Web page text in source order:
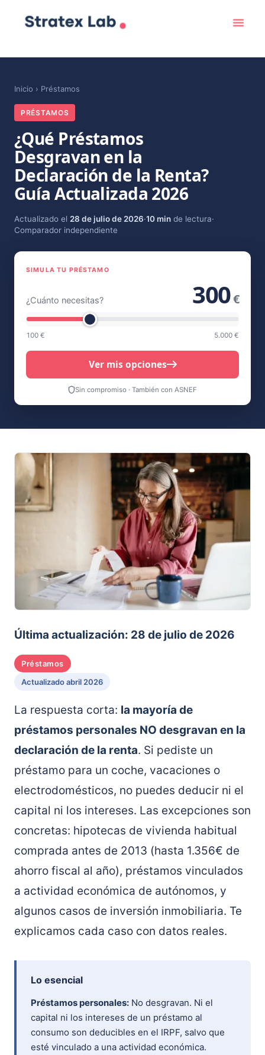
Inicio › Préstamos
PRÉSTAMOS
¿Qué Préstamos
Desgravan en la
Declaración de la Renta?
Guía Actualizada 2026
Actualizado el 28 de julio de 2026·10 min de lectura·
Comparador independiente
SIMULA TU PRÉSTAMO
¿Cuánto necesitas? 300€
100 € 5.000 €
Ver mis opciones
Sin compromiso · También con ASNEF
Última actualización: 28 de julio de 2026
Préstamos
Actualizado abril 2026
La respuesta corta: la mayoría de
préstamos personales NO desgravan en la
declaración de la renta. Si pediste un
préstamo para un coche, vacaciones o
electrodomésticos, no puedes deducir ni el
capital ni los intereses. Las excepciones son
concretas: hipotecas de vivienda habitual
comprada antes de 2013 (hasta 1.356€ de
ahorro fiscal al año), préstamos vinculados
a actividad económica de autónomos, y
algunos casos de inversión inmobiliaria. Te
explicamos cada caso con datos reales.
Lo esencial
Préstamos personales: No desgravan. Ni el
capital ni los intereses de un préstamo al
consumo son deducibles en el IRPF, salvo que
esté vinculado a una actividad económica.